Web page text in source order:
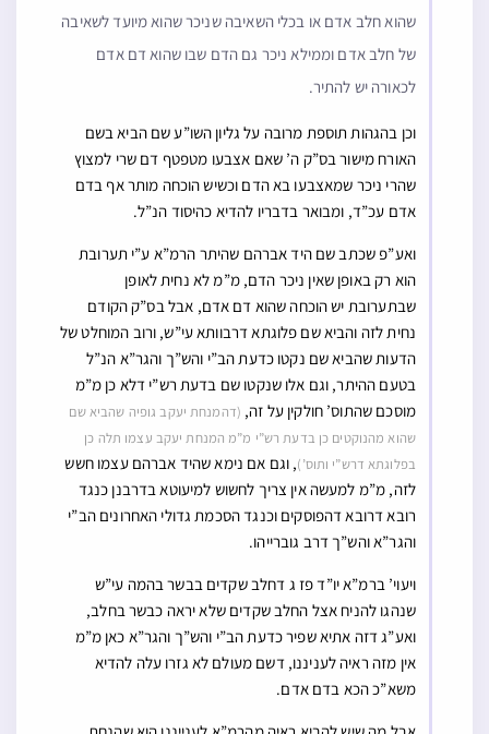
שהוא חלב אדם או בכלי השאיבה שניכר שהוא מיועד לשאיבה
של חלב אדם וממילא ניכר גם הדם שבו שהוא דם אדם
לכאורה יש להתיר.
וכן בהגהות תוספת מרובה על גליון השו”ע שם הביא בשם
האורח מישור בס”ק ה’ שאם אצבעו מטפטף דם שרי למצוץ
שהרי ניכר שמאצבעו בא הדם וכשיש הוכחה מותר אף בדם
אדם עכ”ד, ומבואר בדבריו להדיא כהיסוד הנ”ל.
ואע”פ שכתב שם היד אברהם שהיתר הרמ”א ע”י תערובת
הוא רק באופן שאין ניכר הדם, מ”מ לא נחית לאופן
שבתערובת יש הוכחה שהוא דם אדם, אבל בס”ק הקודם
נחית לזה והביא שם פלוגתא דרבוותא עי”ש, ורוב המוחלט של
הדעות שהביא שם נקטו כדעת הב”י והש”ך והגר”א הנ”ל
בטעם ההיתר, וגם אלו שנקטו שם בדעת רש”י דלא כן מ”מ
מוסכם שהתוס’ חולקין על זה, (דהמנחת יעקב גופיה שהביא שם
שהוא מהנוקטים כן בדעת רש”י מ”מ המנחת יעקב עצמו תלה כן
בפלוגתא דרש”י ותוס’), וגם אם נימא שהיד אברהם עצמו חשש
לזה, מ”מ למעשה אין צריך לחשוש למיעוטא בדרבנן כנגד
רובא דרובא דהפוסקים וכנגד הסכמת גדולי האחרונים הב”י
והגר”א והש”ך דרב גוברייהו.
ויעוי’ ברמ”א יו”ד פז ג דחלב שקדים בבשר בהמה עי”ש
שנהגו להניח אצל החלב שקדים שלא יראה כבשר בחלב,
ואע”ג דזה אתיא שפיר כדעת הב”י והש”ך והגר”א כאן מ”מ
אין מזה ראיה לעניננו, דשם מעולם לא גזרו עלה להדיא
משא”כ הכא בדם אדם.